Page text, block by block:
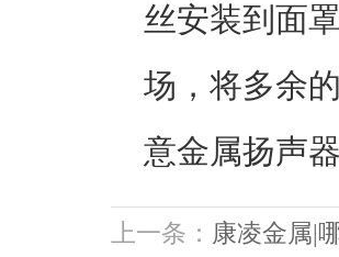
丝安装到面
场，将多余
意金属扬声
上一条： 康凌金属|